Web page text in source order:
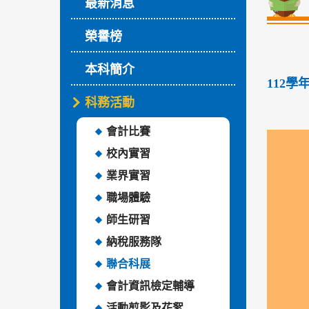
最新消息
榮譽榜
本科簡介
科務活動
會計比賽
校內實習
業界實習
職場體驗
師生研習
納稅服務隊
聯合科展
會計資訊檢定輔導
112學